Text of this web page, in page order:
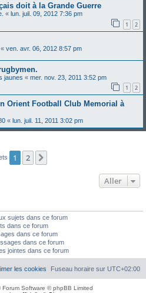
doit à la Grande Guerre
« lun. juil. 09, 2012 7:36 pm
1 2
« ven. avr. 06, 2012 8:57 pm
jaunes « mer. nov. 23, 2011 3:52 pm
1 2
Orient Football Club Memorial à
« lun. juil. 11, 2011 3:02 pm
1 2
Aller
sujets dans ce forum
dans ce forum
dans ce forum
dans ce forum
jointes dans ce forum
Fuseau horaire sur UTC+02:00
les cookies
Forum Software © phpBB Limited